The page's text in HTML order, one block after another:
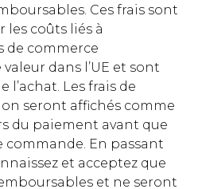
Ces frais sont
les coûts liés à
de commerce
dans l’UE et sont
l’achat. Les frais de
seront affichés comme
du paiement avant que
commande. En passant
et acceptez que
et ne seront